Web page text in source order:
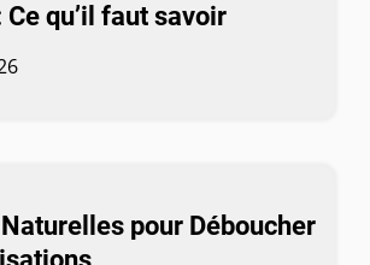
qu’il faut savoir
pour Déboucher